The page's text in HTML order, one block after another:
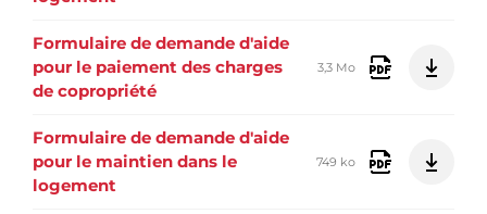
Formulaire de demande d'aide
pour le paiement des charges
de copropriété
3,3 Mo
Formulaire de demande d'aide
pour le maintien dans le
logement
749 ko